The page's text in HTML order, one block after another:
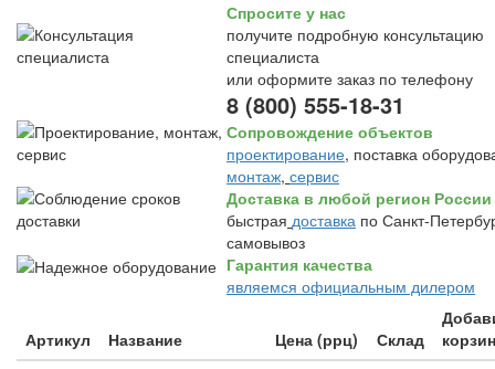
Спросите у нас
получите подробную консультацию
специалиста
или оформите заказ по телефону
8 (800) 555-18-31
Сопровождение объектов
проектирование, поставка
монтаж, сервис
Доставка в любой регион России
быстрая доставка по Санкт-
самовывоз
Гарантия качества
являемся официальным дилером
Артикул Название Цена (ррц) Склад